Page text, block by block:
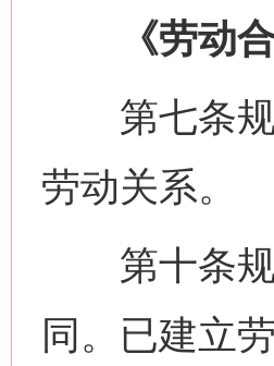
《劳动合
第七条规
劳动关系。
第十条规
同。已建立